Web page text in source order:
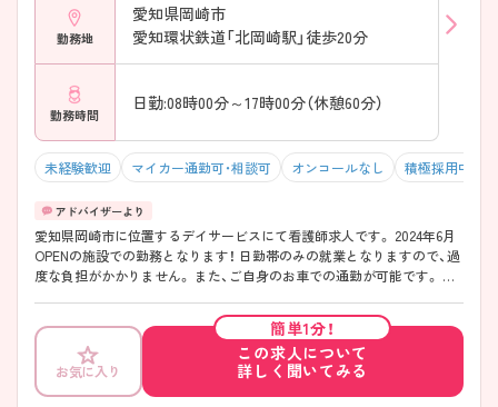
勤務地
愛知県岡崎市
愛知環状鉄道「北岡崎駅」徒歩20分
勤務時間
日勤:08時00分～17時00分（休憩60分）
未経験歓迎 マイカー通勤可・相談可 オンコールなし 積極採用中
愛知県岡崎市に位置するデイサービスにて看護師求人です。 2024年6月
OPENの施設での勤務となります！ 日勤帯のみの就業となりますので、過
度な負担がかかりません。 また、ご自身のお車での通勤が可能です。 ご
お気軽にお問い合わせくださいませ。
お気に入り
簡単1分！
この求人について
詳しく聞いてみる